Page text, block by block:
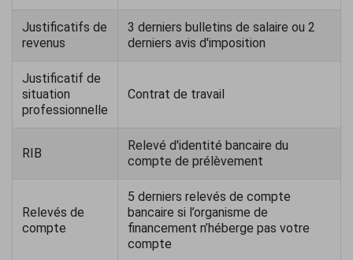
Justificatifs de
revenus
3 derniers bulletins de salaire ou 2
derniers avis d'imposition
Justificatif de
situation
professionnelle
Contrat de travail
RIB
Relevé d'identité bancaire du
compte de prélèvement
Relevés de
compte
5 derniers relevés de compte
bancaire si l’organisme de
financement n’héberge pas votre
compte